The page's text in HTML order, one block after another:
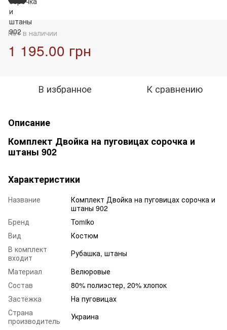
Нет в наличии
1 195.00 грн
В избранное К сравнению
Описание
Комплект Двойка на пуговицах сорочка и
штаны 902
Характеристики
Название
Комплект Двойка на пуговицах сорочка и
штаны 902
Бренд
Tomiko
Вид
Костюм
В комплект
входит
Рубашка, штаны
Материал
Велюровые
Состав
80% полиэстер, 20% хлопок
Застёжка
На пуговицах
Страна
производитель
Украина